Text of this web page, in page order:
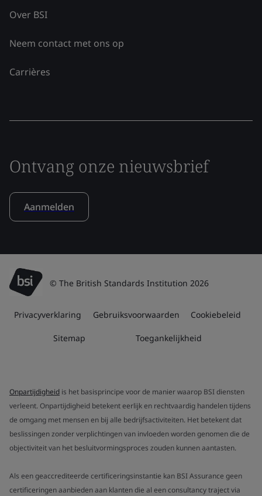
Over BSI
Neem contact met ons op
Carrières
Ontvang onze nieuwsbrief
Aanmelden
© The British Standards Institution 2026
Privacyverklaring Gebruiksvoorwaarden Cookiebeleid
Sitemap Toegankelijkheid
Onpartijdigheid is het basisprincipe voor de manier waarop BSI diensten
verleent. Onpartijdigheid betekent eerlijk en rechtvaardig handelen tijdens
de omgang met mensen en bij alle bedrijfsactiviteiten. Het betekent dat
beslissingen zonder verplichtingen van invloeden worden genomen die de
objectiviteit van het besluitvormingsproces zouden kunnen aantasten.
Als een geaccrediteerde certificeringsinstantie kan BSI Assurance geen
certificeringen aanbieden aan klanten die al een consultancy traject via